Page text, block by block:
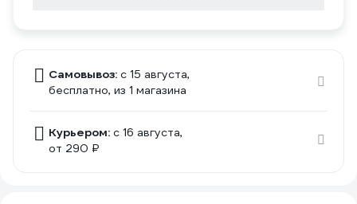
Самовывоз: c 15 августа,
бесплатно, из 1 магазина
Курьером: c 16 августа,
от 290 ₽